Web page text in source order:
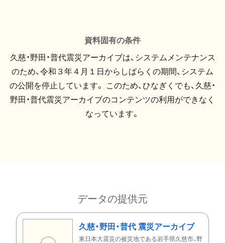
資料固有の条件
久慈・野田・普代震災アーカイブは、システムメンテナンス
のため、令和３年４月１日からしばらくの期間、システム
の公開を停止しています。 このため、ひなぎくでも、久慈・
野田・普代震災アーカイブのコンテンツの利用ができなく
なっています。
データの提供元
久慈・野田・普代 震災アーカイブ
東日本大震災の被災地である岩手県久慈市、野